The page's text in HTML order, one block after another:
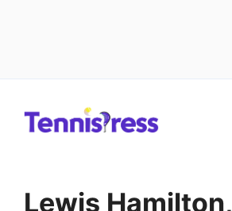
Lewis Hamilton,